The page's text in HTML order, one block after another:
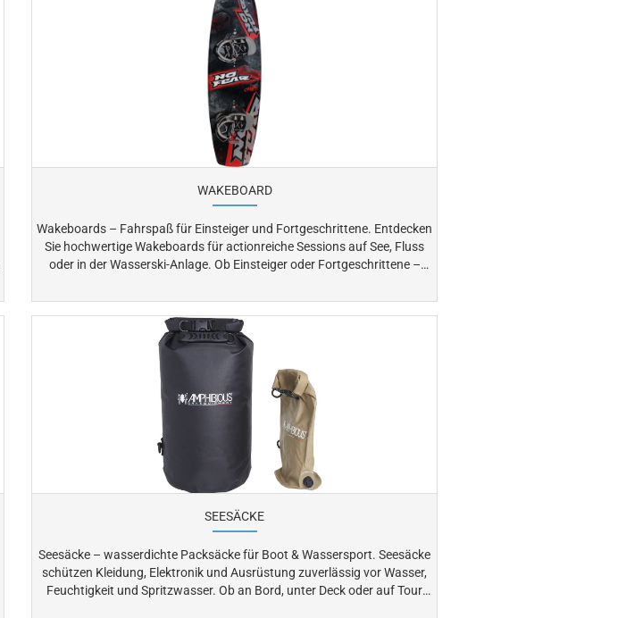
lieben.
WAKEBOARD
Wakeboards – Fahrspaß für Einsteiger und Fortgeschrittene. Entdecken
Sie hochwertige Wakeboards für actionreiche Sessions auf See, Fluss
oder in der Wasserski-Anlage. Ob Einsteiger oder Fortgeschrittene –
Erleben Sie maximalen Fahrspaß und finden Sie das ideale Wakeboard
für Ihr nächstes Abenteuer auf dem Wasser.
SEESÄCKE
Seesäcke – wasserdichte Packsäcke für Boot & Wassersport. Seesäcke
schützen Kleidung, Elektronik und Ausrüstung zuverlässig vor Wasser,
Feuchtigkeit und Spritzwasser. Ob an Bord, unter Deck oder auf Tour